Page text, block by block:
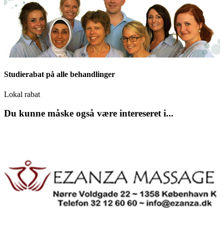
Studierabat på alle behandlinger
Lokal rabat
Du kunne måske også være intereseret i...